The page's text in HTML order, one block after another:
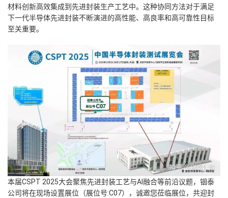
材料创新高效集成到先进封装生产工艺中。这种协同方法对于满足
下一代半导体先进封装不断演进的高性能、高良率和高可靠性目标
至关重要。
本届CSPT 2025大会聚焦先进封装工艺与AI融合等前沿议题，铟泰
公司将在现场设置展位（展位号:C07），诚邀您莅临展位，共迎封